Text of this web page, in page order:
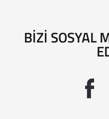
BIZI SOSYAL